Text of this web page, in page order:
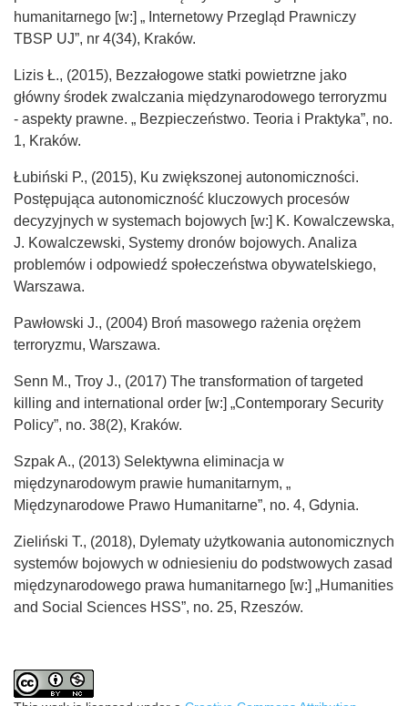
humanitarnego [w:] „ Internetowy Przegląd Prawniczy
TBSP UJ”, nr 4(34), Kraków.
Lizis Ł., (2015), Bezzałogowe statki powietrzne jako
główny środek zwalczania międzynarodowego terroryzmu
- aspekty prawne. „ Bezpieczeństwo. Teoria i Praktyka”, no.
1, Kraków.
Łubiński P., (2015), Ku zwiększonej autonomiczności.
Postępująca autonomiczność kluczowych procesów
decyzyjnych w systemach bojowych [w:] K. Kowalczewska,
J. Kowalczewski, Systemy dronów bojowych. Analiza
problemów i odpowiedź społeczeństwa obywatelskiego,
Warszawa.
Pawłowski J., (2004) Broń masowego rażenia orężem
terroryzmu, Warszawa.
Senn M., Troy J., (2017) The transformation of targeted
killing and international order [w:] „Contemporary Security
Policy”, no. 38(2), Kraków.
Szpak A., (2013) Selektywna eliminacja w
międzynarodowym prawie humanitarnym, „
Międzynarodowe Prawo Humanitarne”, no. 4, Gdynia.
Zieliński T., (2018), Dylematy użytkowania autonomicznych
systemów bojowych w odniesieniu do podstwowych zasad
międzynarodowego prawa humanitarnego [w:] „Humanities
and Social Sciences HSS”, no. 25, Rzeszów.